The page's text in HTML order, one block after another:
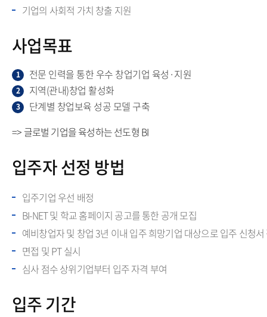
기업의 사회적 가치 창출 지원
사업목표
1 전문 인력을 통한 우수 창업기업 육성·지원
2 지역(관내)창업 활성화
3
단계별 창업보육 성공 모델 구축
=> 글로벌 기업을 육성하는 선도형 BI
입주자 선정 방법
입주기업 우선 배정
BI-NET 및 학교 홈페이지 공고를 통한 공개 모집
예비창업자 및 창업 3년 이내 입주 희망기업 대상으로 입주 신청서
면접 및 PT 실시
심사 점수 상위기업부터 입주 자격 부여
입주 기간